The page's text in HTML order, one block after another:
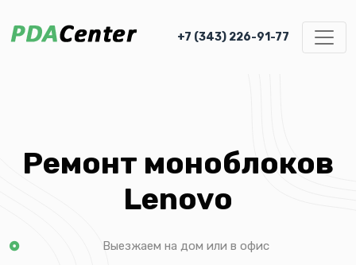
+7 (343) 226-91-77
Ремонт моноблоков
Lenovo
Выезжаем на дом или в офис